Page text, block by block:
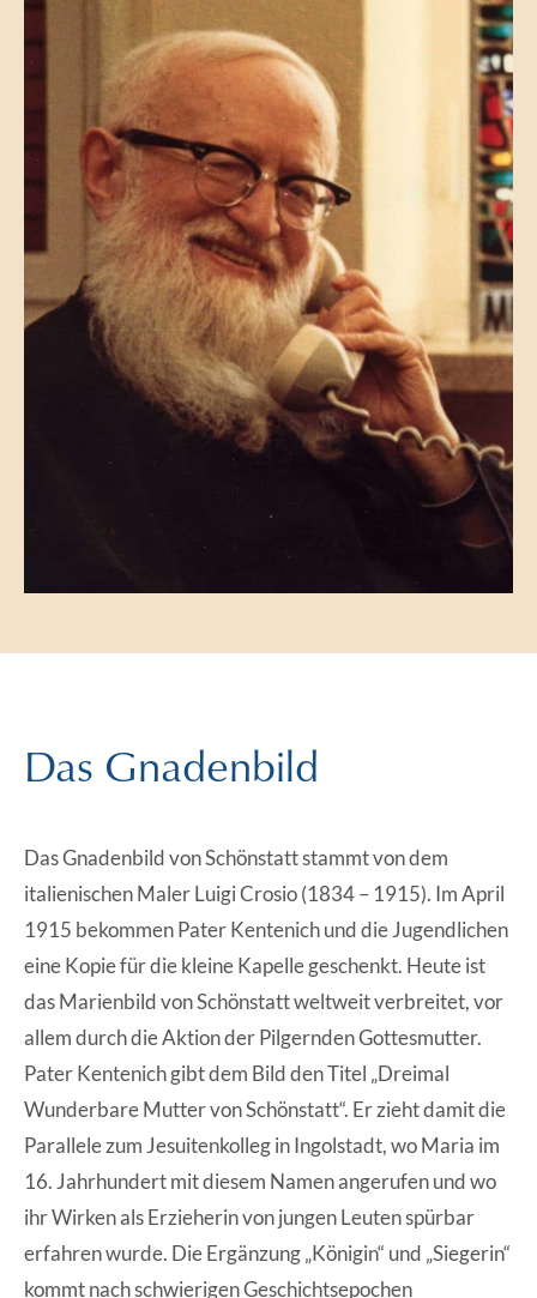
Das Gnadenbild
Das Gnadenbild von Schönstatt stammt von dem
italienischen Maler Luigi Crosio (1834 – 1915). Im April
1915 bekommen Pater Kentenich und die Jugendlichen
eine Kopie für die kleine Kapelle geschenkt. Heute ist
das Marienbild von Schönstatt weltweit verbreitet, vor
allem durch die Aktion der Pilgernden Gottesmutter.
Pater Kentenich gibt dem Bild den Titel „Dreimal
Wunderbare Mutter von Schönstatt“. Er zieht damit die
Parallele zum Jesuitenkolleg in Ingolstadt, wo Maria im
16. Jahrhundert mit diesem Namen angerufen und wo
ihr Wirken als Erzieherin von jungen Leuten spürbar
erfahren wurde. Die Ergänzung „Königin“ und „Siegerin“
kommt nach schwierigen Geschichtsepochen